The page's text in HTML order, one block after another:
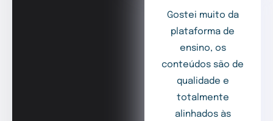
Gostei muito da
plataforma de
ensino, os
conteúdos são de
qualidade e
totalmente
alinhados às